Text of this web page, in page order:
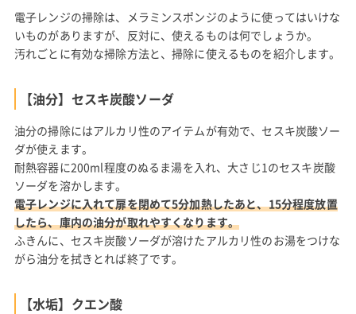
電子レンジの掃除は、メラミンスポンジのように使ってはいけな
いものがありますが、反対に、使えるものは何でしょうか。
汚れごとに有効な掃除方法と、掃除に使えるものを紹介します。
【油分】セスキ炭酸ソーダ
油分の掃除にはアルカリ性のアイテムが有効で、セスキ炭酸ソー
ダが使えます。
耐熱容器に200ml程度のぬるま湯を入れ、大さじ1のセスキ炭酸
ソーダを溶かします。
電子レンジに入れて扉を閉めて5分加熱したあと、15分程度放置
したら、庫内の油分が取れやすくなります。
ふきんに、セスキ炭酸ソーダが溶けたアルカリ性のお湯をつけな
がら油分を拭きとれば終了です。
【水垢】クエン酸